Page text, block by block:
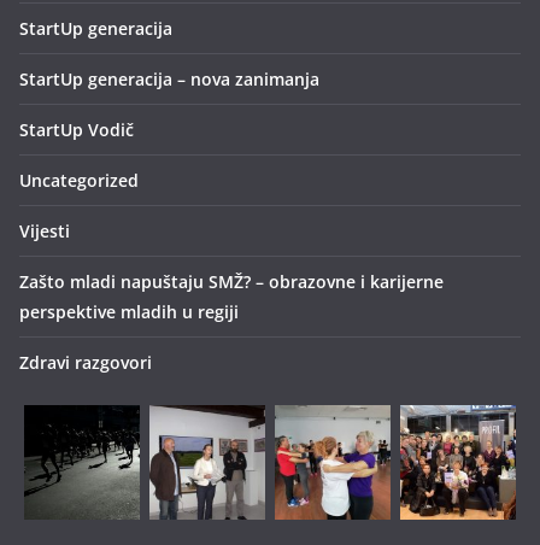
StartUp generacija
StartUp generacija – nova zanimanja
StartUp Vodič
Uncategorized
Vijesti
Zašto mladi napuštaju SMŽ? – obrazovne i karijerne
perspektive mladih u regiji
Zdravi razgovori